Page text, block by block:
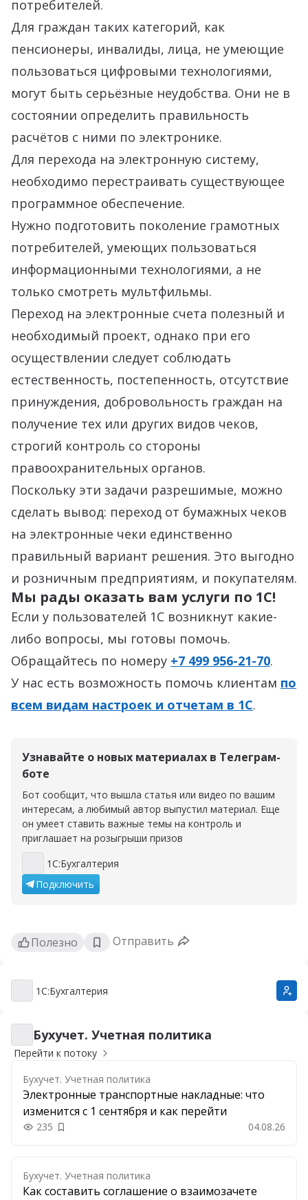
потребителей.
Для граждан таких категорий, как
пенсионеры, инвалиды, лица, не умеющие
пользоваться цифровыми технологиями,
могут быть серьёзные неудобства. Они не в
состоянии определить правильность
расчётов с ними по электронике.
Для перехода на электронную систему,
необходимо перестраивать существующее
программное обеспечение.
Нужно подготовить поколение грамотных
потребителей, умеющих пользоваться
информационными технологиями, а не
только смотреть мультфильмы.
Переход на электронные счета полезный и
необходимый проект, однако при его
осуществлении следует соблюдать
естественность, постепенность, отсутствие
принуждения, добровольность граждан на
получение тех или других видов чеков,
строгий контроль со стороны
правоохранительных органов.
Поскольку эти задачи разрешимые, можно
сделать вывод: переход от бумажных чеков
на электронные чеки единственно
правильный вариант решения. Это выгодно
и розничным предприятиям, и покупателям.
Мы рады оказать вам услуги по 1C!
Если у пользователей 1С возникнут какие-
либо вопросы, мы готовы помочь.
Обращайтесь по номеру +7 499 956-21-70.
У нас есть возможность помочь клиентам по
всем видам настроек и отчетам в 1С.
Узнавайте о новых материалах в Телеграм-
боте
Бот сообщит, что вышла статья или видео по вашим
интересам, а любимый автор выпустил материал. Еще
он умеет ставить важные темы на контроль и
приглашает на розыгрыши призов
1С:Бухгалтерия
1С:Бухгалтерия
Подключить
Полезно Отправить
1С:Бухгалтерия
1С:Бухгалтерия
Бухучет. Учетная политика
Бухучет. Учетная политика
Перейти к потоку
Бухучет. Учетная политика
Электронные транспортные накладные: что
изменится с 1 сентября и как перейти
235 Добавить в закладки 04.08.26
Бухучет. Учетная политика
Как составить соглашение о взаимозачете